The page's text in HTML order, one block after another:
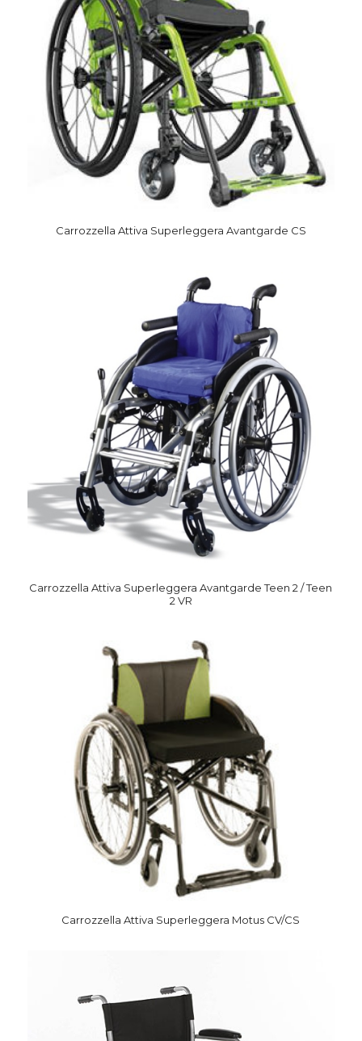
Carrozzella Attiva Superleggera Avantgarde CS
Carrozzella Attiva Superleggera Avantgarde Teen 2 / Teen
2 VR
Carrozzella Attiva Superleggera Motus CV/CS